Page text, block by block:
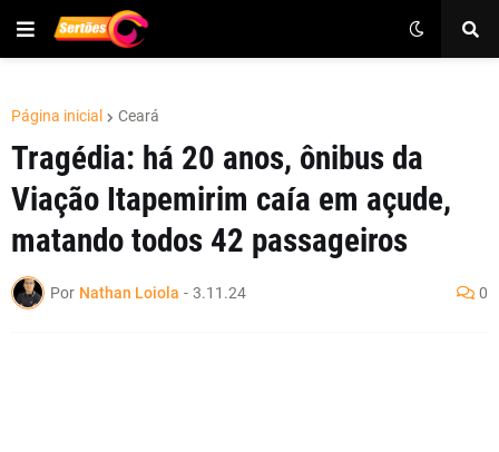
Página inicial Ceará
Tragédia: há 20 anos, ônibus da
Viação Itapemirim caía em açude,
matando todos 42 passageiros
Por Nathan Loiola - 3.11.24 0